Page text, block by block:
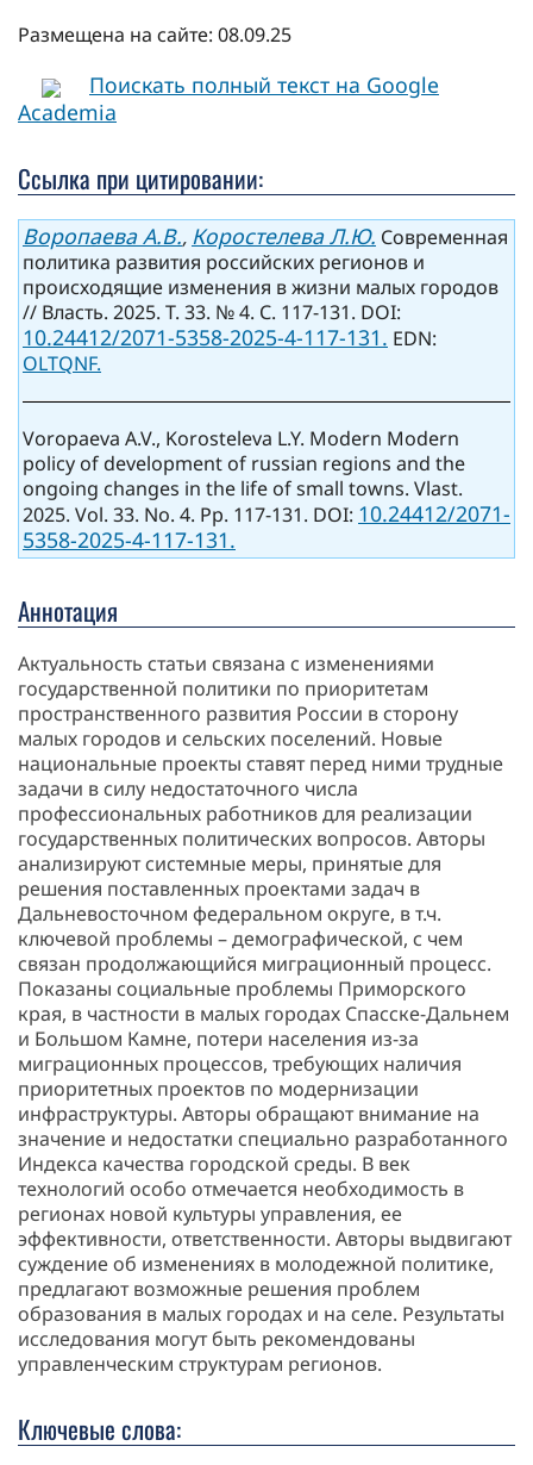
Размещена на сайте: 08.09.25
Поискать полный текст на Google
Academia
Ссылка при цитировании:
Воропаева А.В., Коростелева Л.Ю. Современная
политика развития российских регионов и
происходящие изменения в жизни малых городов
// Власть. 2025. Т. 33. № 4. С. 117-131. DOI:
10.24412/2071-5358-2025-4-117-131. EDN:
OLTQNF.
Voropaeva A.V., Korosteleva L.Y. Modern Modern
policy of development of russian regions and the
ongoing changes in the life of small towns. Vlast.
2025. Vol. 33. No. 4. Pp. 117-131. DOI: 10.24412/2071-
5358-2025-4-117-131.
Аннотация
Актуальность статьи связана с изменениями
государственной политики по приоритетам
пространственного развития России в сторону
малых городов и сельских поселений. Новые
национальные проекты ставят перед ними трудные
задачи в силу недостаточного числа
профессиональных работников для реализации
государственных политических вопросов. Авторы
анализируют системные меры, принятые для
решения поставленных проектами задач в
Дальневосточном федеральном округе, в т.ч.
ключевой проблемы – демографической, с чем
связан продолжающийся миграционный процесс.
Показаны социальные проблемы Приморского
края, в частности в малых городах Спасске-Дальнем
и Большом Камне, потери населения из-за
миграционных процессов, требующих наличия
приоритетных проектов по модернизации
инфраструктуры. Авторы обращают внимание на
значение и недостатки специально разработанного
Индекса качества городской среды. В век
технологий особо отмечается необходимость в
регионах новой культуры управления, ее
эффективности, ответственности. Авторы выдвигают
суждение об изменениях в молодежной политике,
предлагают возможные решения проблем
образования в малых городах и на селе. Результаты
исследования могут быть рекомендованы
управленческим структурам регионов.
Ключевые слова: